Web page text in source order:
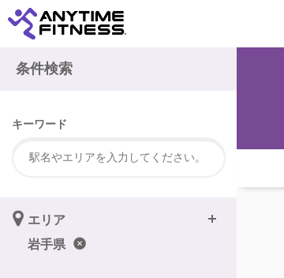
条件検索
キーワード
エリア
岩手県